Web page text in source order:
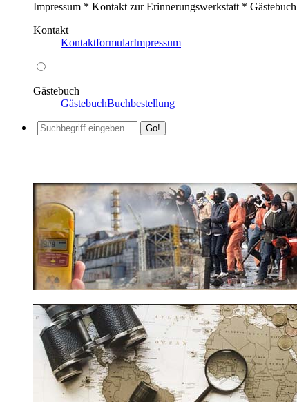
Impressum * Kontakt zur Erinnerungswerkstatt * Gästebuch
Kontakt
KontaktformularImpressum
Gästebuch
GästebuchBuchbestellung